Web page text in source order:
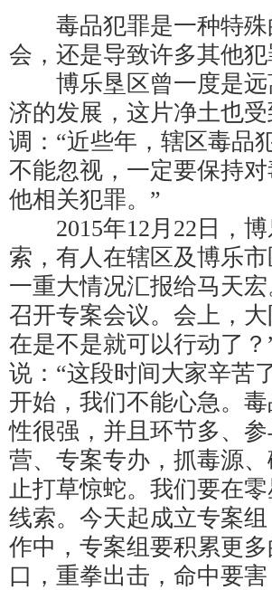
毒品犯罪是一种特殊
会，还是导致许多其他
博乐垦区曾一度是远
济的发展，这片净土也
调：“近些年，辖区毒品
不能忽视，一定要保持
他相关犯罪。”
2015年12月22日，博
索，有人在辖区及博乐
一重大情况汇报给马天
召开专案会议。会上，
在是不是就可以行动了
说：“这段时间大家辛苦
开始，我们不能心急。
性很强，并且环节多、
营、专案专办，抓毒源
止打草惊蛇。我们要在
线索。今天起成立专案
作中，专案组要积累更
口，重拳出击，命中要